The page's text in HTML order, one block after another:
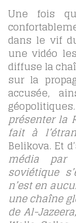
Une fois
dans le vif
une vidéo
diffuse la
sur la
accusée,
présenter la
fait à
Belikova. Et
média par
soviétique
n’est en
une chaîne
de Al-